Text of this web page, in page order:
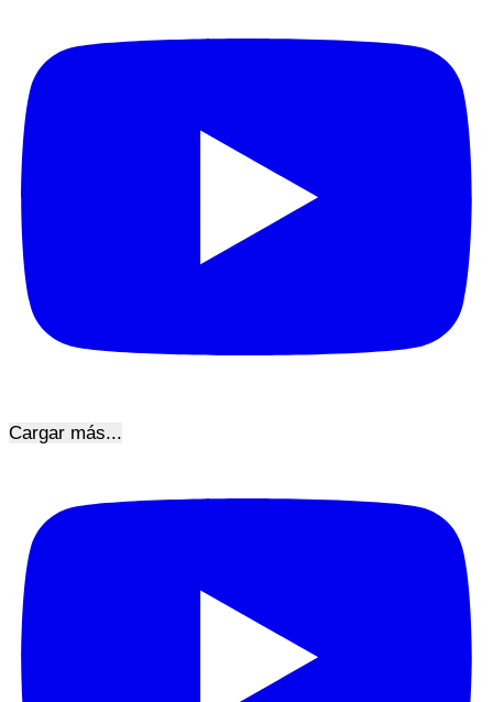
Cargar más...